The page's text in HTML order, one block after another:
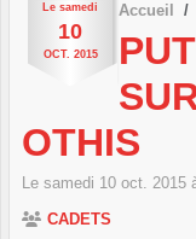
Le samedi
10
OCT. 2015
Accueil
OTHIS
Le samedi 10 oct. 2015
CADETS